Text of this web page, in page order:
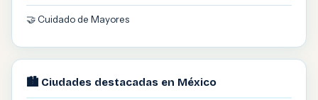
🤝 Cuidado de Mayores
🏙️ Ciudades destacadas en México